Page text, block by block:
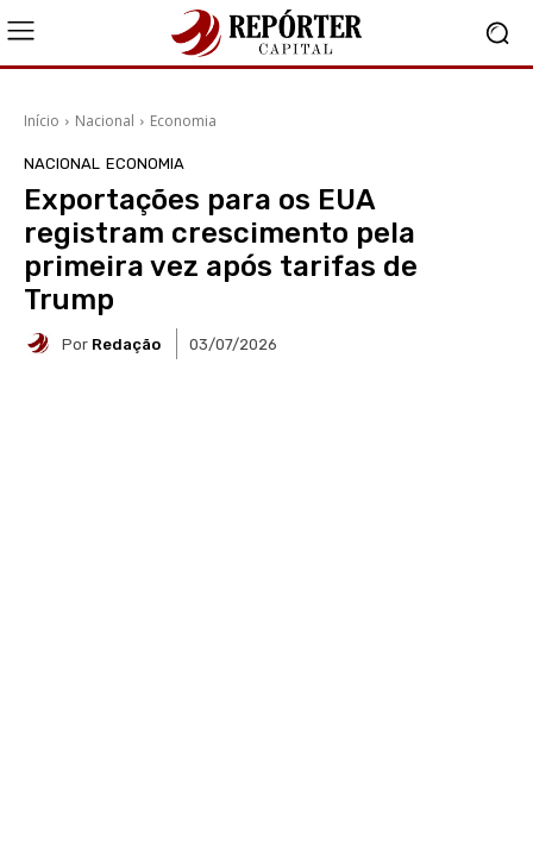
Início Nacional Economia
NACIONAL ECONOMIA
Exportações para os EUA
registram crescimento pela
primeira vez após tarifas de
Trump
Por Redação 03/07/2026